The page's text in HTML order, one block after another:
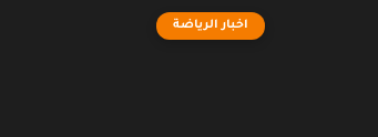
اخبار الرياضة